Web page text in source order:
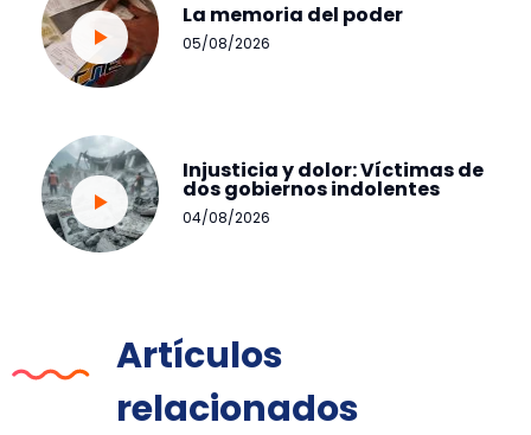
La memoria del poder
05/08/2026
Injusticia y dolor: Víctimas de
dos gobiernos indolentes
04/08/2026
Artículos
relacionados